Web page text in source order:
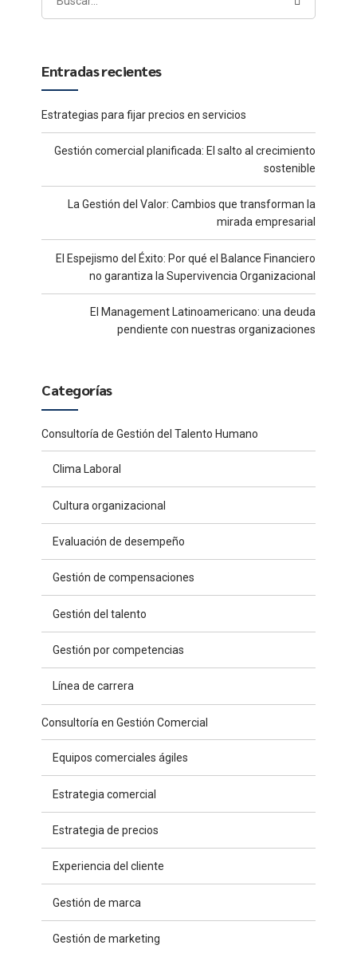
Entradas recientes
Estrategias para fijar precios en servicios
Gestión comercial planificada: El salto al crecimiento
sostenible
La Gestión del Valor: Cambios que transforman la
mirada empresarial
El Espejismo del Éxito: Por qué el Balance Financiero
no garantiza la Supervivencia Organizacional
El Management Latinoamericano: una deuda
pendiente con nuestras organizaciones
Categorías
Consultoría de Gestión del Talento Humano
Clima Laboral
Cultura organizacional
Evaluación de desempeño
Gestión de compensaciones
Gestión del talento
Gestión por competencias
Línea de carrera
Consultoría en Gestión Comercial
Equipos comerciales ágiles
Estrategia comercial
Estrategia de precios
Experiencia del cliente
Gestión de marca
Gestión de marketing